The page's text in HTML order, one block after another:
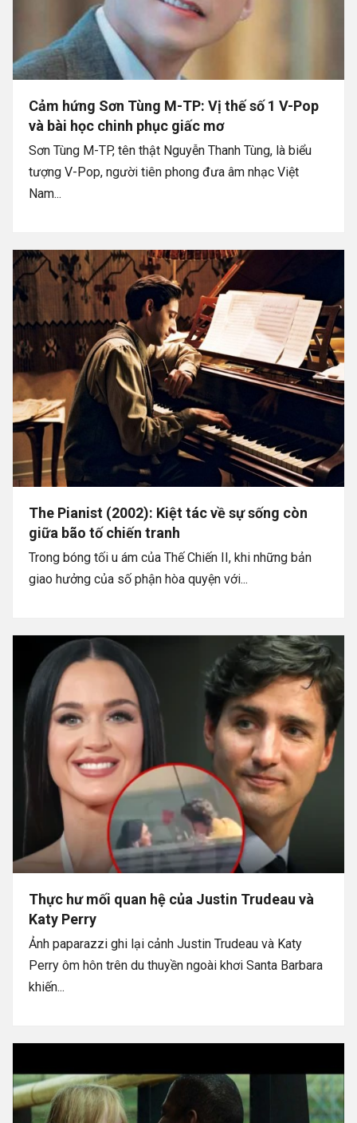
Cảm hứng Sơn Tùng M-TP: Vị thế số 1 V-Pop
và bài học chinh phục giấc mơ
Sơn Tùng M-TP, tên thật Nguyễn Thanh Tùng, là biểu
tượng V-Pop, người tiên phong đưa âm nhạc Việt
Nam...
The Pianist (2002): Kiệt tác về sự sống còn
giữa bão tố chiến tranh
Trong bóng tối u ám của Thế Chiến II, khi những bản
giao hưởng của số phận hòa quyện với...
Thực hư mối quan hệ của Justin Trudeau và
Katy Perry
Ảnh paparazzi ghi lại cảnh Justin Trudeau và Katy
Perry ôm hôn trên du thuyền ngoài khơi Santa Barbara
khiến...